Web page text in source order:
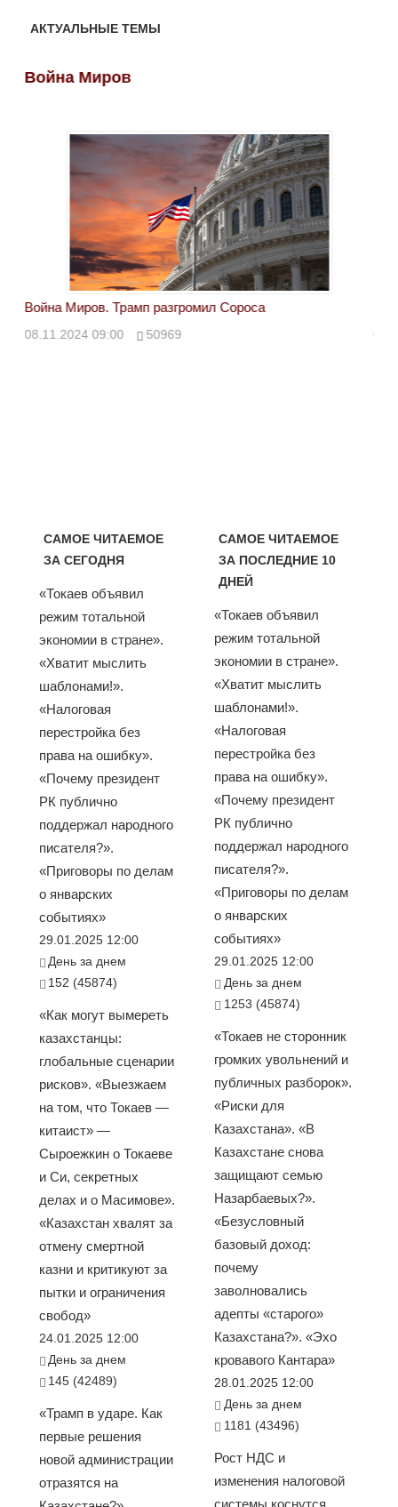
АКТУАЛЬНЫЕ ТЕМЫ
Война Миров
Война Миров. Трамп разгромил Сороса
08.11.2024 09:00 50969
САМОЕ ЧИТАЕМОЕ
ЗА СЕГОДНЯ
«Токаев объявил
режим тотальной
экономии в стране».
«Хватит мыслить
шаблонами!».
«Налоговая
перестройка без
права на ошибку».
«Почему президент
РК публично
поддержал народного
писателя?».
«Приговоры по делам
о январских
событиях»
29.01.2025 12:00
День за днем
152 (45874)
«Как могут вымереть
казахстанцы:
глобальные сценарии
рисков». «Выезжаем
на том, что Токаев —
китаист» —
Сыроежкин о Токаеве
и Си, секретных
делах и о Масимове».
«Казахстан хвалят за
отмену смертной
казни и критикуют за
пытки и ограничения
свобод»
24.01.2025 12:00
День за днем
145 (42489)
«Трамп в ударе. Как
первые решения
новой администрации
отразятся на
САМОЕ ЧИТАЕМОЕ
ЗА ПОСЛЕДНИЕ 10
ДНЕЙ
«Токаев объявил
режим тотальной
экономии в стране».
«Хватит мыслить
шаблонами!».
«Налоговая
перестройка без
права на ошибку».
«Почему президент
РК публично
поддержал народного
писателя?».
«Приговоры по делам
о январских
событиях»
29.01.2025 12:00
День за днем
1253 (45874)
«Токаев не сторонник
громких увольнений и
публичных разборок».
«Риски для
Казахстана». «В
Казахстане снова
защищают семью
Назарбаевых?».
«Безусловный
базовый доход:
почему
заволновались
адепты «старого»
Казахстана?». «Эхо
кровавого Кантара»
28.01.2025 12:00
День за днем
1181 (43496)
Рост НДС и
изменения налоговой
системы коснутся